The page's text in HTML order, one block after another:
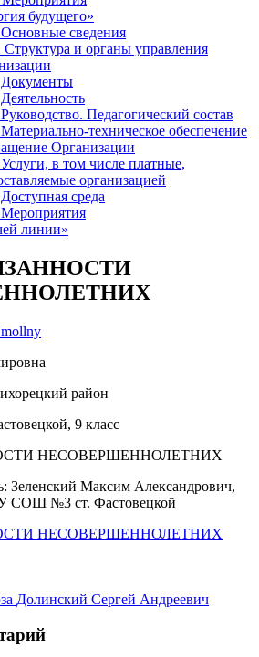
будущего»
сведения
и органы управления
Педагогический состав
техническое обеспечение
Организации
в том числе платные,
организацией
среда
линии»
район
9 класс
НЕСОВЕРШЕННОЛЕТНИХ
Зеленский Максим Александрович,
СОШ №3 ст. Фастовецкой
НЕСОВЕРШЕННОЛЕТНИХ
Долинский Сергей Андреевич